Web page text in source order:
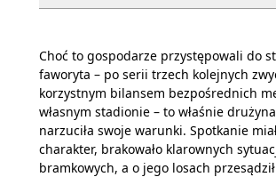
Choć to gospodarze przystępowali do
faworyta – po serii trzech kolejnych
korzystnym bilansem bezpośrednich
własnym stadionie – to właśnie
narzuciła swoje warunki. Spotkanie
charakter, brakowało klarownych
bramkowych, a o jego losach